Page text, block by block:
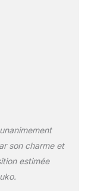
Seul
portant
Bandai
été
la
à toutes
de
des
de
son charme et
estimée